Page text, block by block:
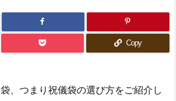
Copy
、つまり祝儀袋の選び方をご紹介し